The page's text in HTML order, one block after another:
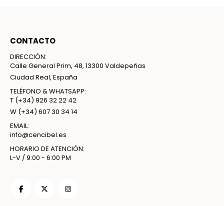
CONTACTO
DIRECCIÓN:
Calle General Prim, 48, 13300 Valdepeñas
Ciudad Real, España
TELÉFONO & WHATSAPP:
T (+34) 926 32 22 42
W (+34) 607 30 34 14
EMAIL:
info@cencibel.es
HORARIO DE ATENCIÓN:
L-V / 9:00 - 6:00 PM